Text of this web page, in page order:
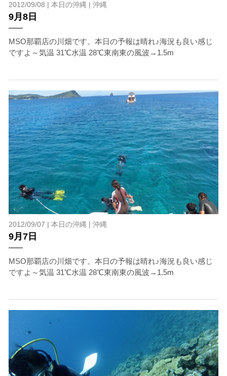
2012/09/08 | 本日の沖縄 | 沖縄
9月8日
MSO那覇店の川畑です。本日の予報は晴れ♪海況も良い感じ
ですよ～気温 31℃水温 28℃東南東の風波→1.5m
2012/09/07 | 本日の沖縄 | 沖縄
9月7日
MSO那覇店の川畑です。本日の予報は晴れ♪海況も良い感じ
ですよ～気温 31℃水温 28℃東南東の風波→1.5m